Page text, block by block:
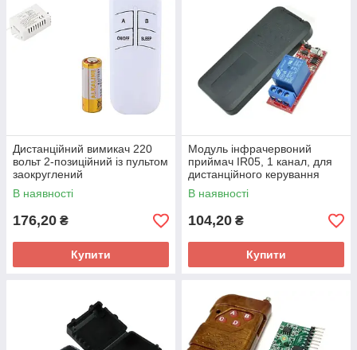
Дистанційний вимикач 220
вольт 2-позиційний із пультом
заокруглений
В наявності
176,20 ₴
Купити
Модуль інфрачервоний
приймач IR05, 1 канал, для
дистанційного керування
В наявності
104,20 ₴
Купити